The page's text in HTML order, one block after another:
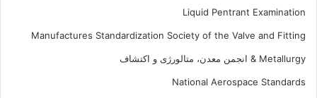
Liquid Pentrant Examination
Manufactures Standardization Society of the Valve and Fitting
Metallurgy & انجمن معدن، متالورژی و اکتشاف
National Aerospace Standards